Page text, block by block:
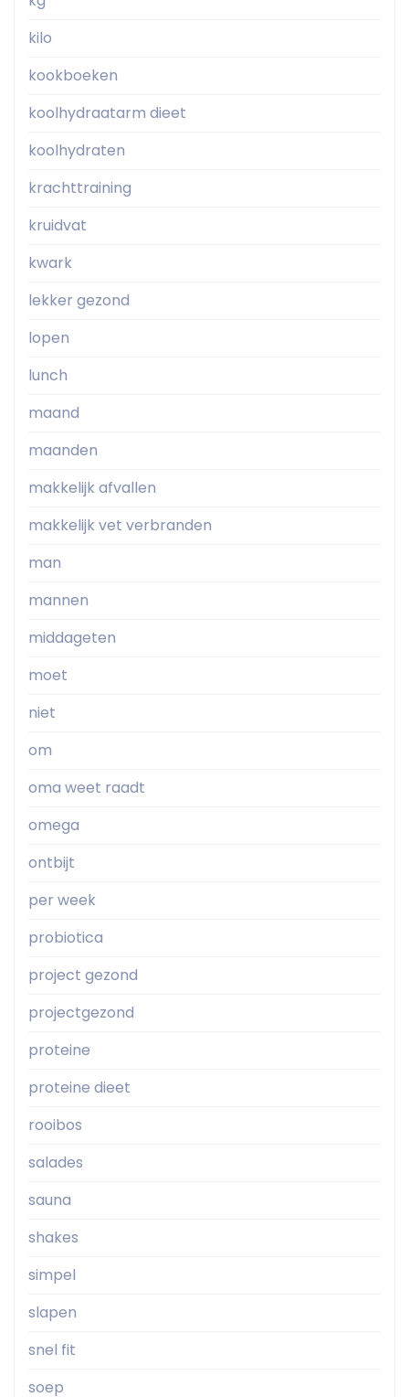
kilo
kookboeken
koolhydraatarm dieet
koolhydraten
krachttraining
kruidvat
kwark
lekker gezond
lopen
lunch
maand
maanden
makkelijk afvallen
makkelijk vet verbranden
man
mannen
middageten
moet
niet
om
oma weet raadt
omega
ontbijt
per week
probiotica
project gezond
projectgezond
proteine
proteine dieet
rooibos
salades
sauna
shakes
simpel
slapen
snel fit
soep